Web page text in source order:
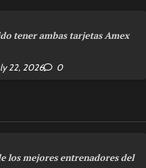
tener ambas tarjetas Amex
22, 2026 0
los mejores entrenadores del